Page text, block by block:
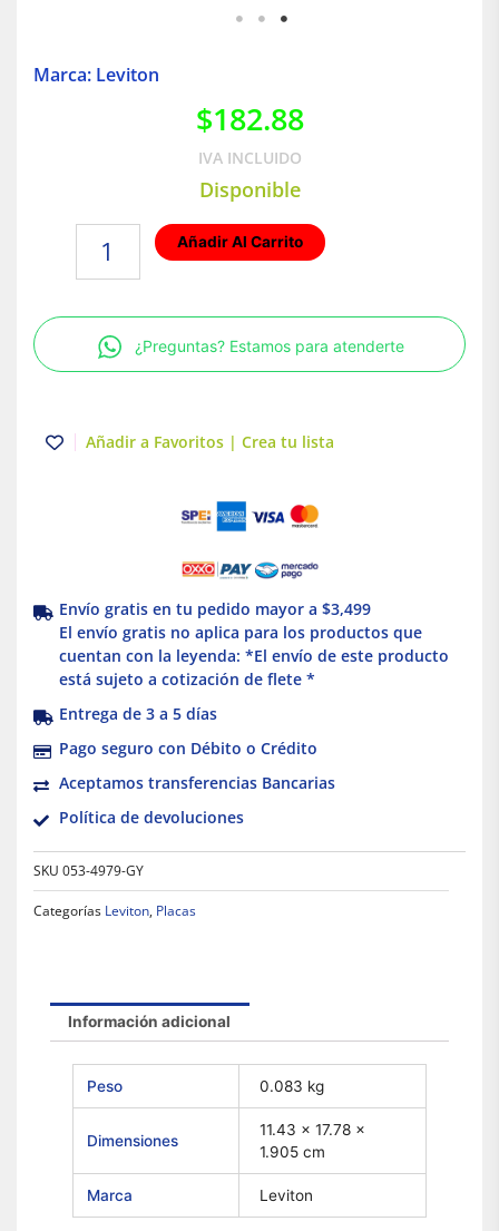
Marca: Leviton
$182.88
IVA INCLUIDO
Disponible
al
clima
con
de
Gris.
Leviton
cantidad
Añadir Al Carrito
¿Preguntas? Estamos para atenderte
Añadir a Favoritos | Crea tu lista
Envío gratis en tu pedido mayor a $3,499
El envío gratis no aplica para los productos que
cuentan con la leyenda: *El envío de este producto
está sujeto a cotización de flete *
Entrega de 3 a 5 días
Pago seguro con Débito o Crédito
Aceptamos transferencias Bancarias
Política de devoluciones
SKU 053-4979-GY
Categorías Leviton, Placas
Información adicional
Peso 0.083 kg
Dimensiones
11.43 × 17.78 ×
1.905 cm
Marca Leviton